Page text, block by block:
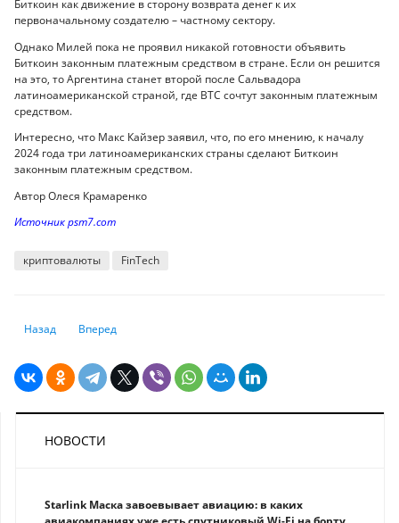
Биткоин как движение в сторону возврата денег к их
первоначальному создателю – частному сектору.
Однако Милей пока не проявил никакой готовности объявить
Биткоин законным платежным средством в стране. Если он решится
на это, то Аргентина станет второй после Сальвадора
латиноамериканской страной, где BTC сочтут законным платежным
средством.
Интересно, что Макс Кайзер заявил, что, по его мнению, к началу
2024 года три латиноамериканских страны сделают Биткоин
законным платежным средством.
Автор Олеся Крамаренко
Источник psm7.com
криптовалюты FinTech
Предыдущий: Как заполнить налоговую декларацию владельцам
Назад Следующий: Нерешительность SEC и исторический
Вперед
НОВОСТИ
Starlink Маска завоевывает авиацию: в каких